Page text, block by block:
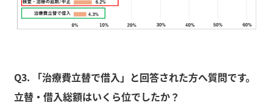
Q3. 「治療費立替で借入」と回答された方へ質問です。
立替・借入総額はいくら位でしたか？